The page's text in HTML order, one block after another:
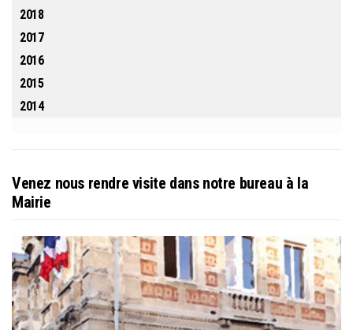
2018
2017
2016
2015
2014
Venez nous rendre visite dans notre bureau à la
Mairie